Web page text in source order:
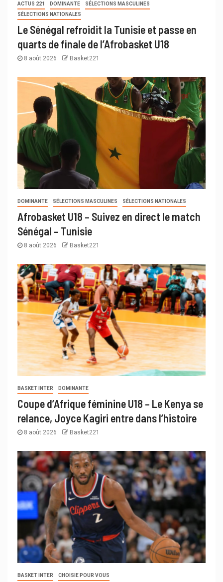
ACTUS 221 DOMINANTE
SÉLECTIONS MASCULINES
SÉLECTIONS NATIONALES
Le Sénégal refroidit la Tunisie et passe en
quarts de finale de l’Afrobasket U18
8 août 2026 Basket221
DOMINANTE SÉLECTIONS MASCULINES SÉLECTIONS NATIONALES
Afrobasket U18 – Suivez en direct le match
Sénégal – Tunisie
8 août 2026 Basket221
BASKET INTER DOMINANTE
Coupe d’Afrique féminine U18 – Le Kenya se
relance, Joyce Kagiri entre dans l’histoire
8 août 2026 Basket221
BASKET INTER CHOISIE POUR VOUS